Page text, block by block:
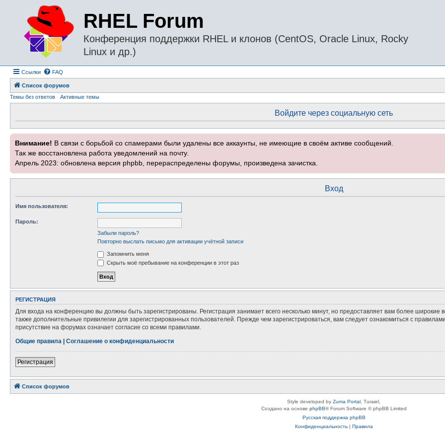
RHEL Forum
Конференция поддержки RHEL и клонов (CentOS, Oracle Linux, Rocky
Linux и др.)
Ссылки FAQ
Список форумов
Темы без ответов
Активные темы
Войдите через социальную сеть
Внимание! В связи с борьбой со спамерами были удалены все аккаунты, не имеющие в своём активе сообщений.
Так же восстановлена работа уведомлений на почту.
Апрель 2023: обновлена версия phpbb, перераспределены форумы, произведена зачистка.
Вход
Имя пользователя:
Пароль:
Забыли пароль?
Повторно выслать письмо для активации учётной записи
Запомнить меня
Скрыть моё пребывание на конференции в этот раз
РЕГИСТРАЦИЯ
Для входа на конференцию вы должны быть зарегистрированы. Регистрация занимает всего несколько минут, но предоставляет вам более
также дополнительные привилегии для зарегистрированных пользователей. Прежде чем зарегистрироваться, вам следует ознакомиться с
присутствие на форумах означает согласие со всеми правилами.
Общие правила | Соглашение о конфиденциальности
Регистрация
Список форумов
Style developed by Zuma Portal , Turaiel,
Создано на основе phpBB® Forum Software © phpBB Limited
Русская поддержка phpBB
Конфиденциальность| Правила